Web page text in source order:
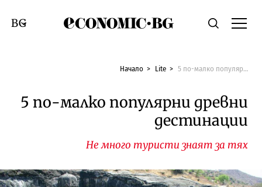
Economic.bgТърсене
Смяна на език
Начало Lite 5 по-малко популярни древни дестинации
5 по-малко популярни древни
дестинации
Не много туристи знаят за тях